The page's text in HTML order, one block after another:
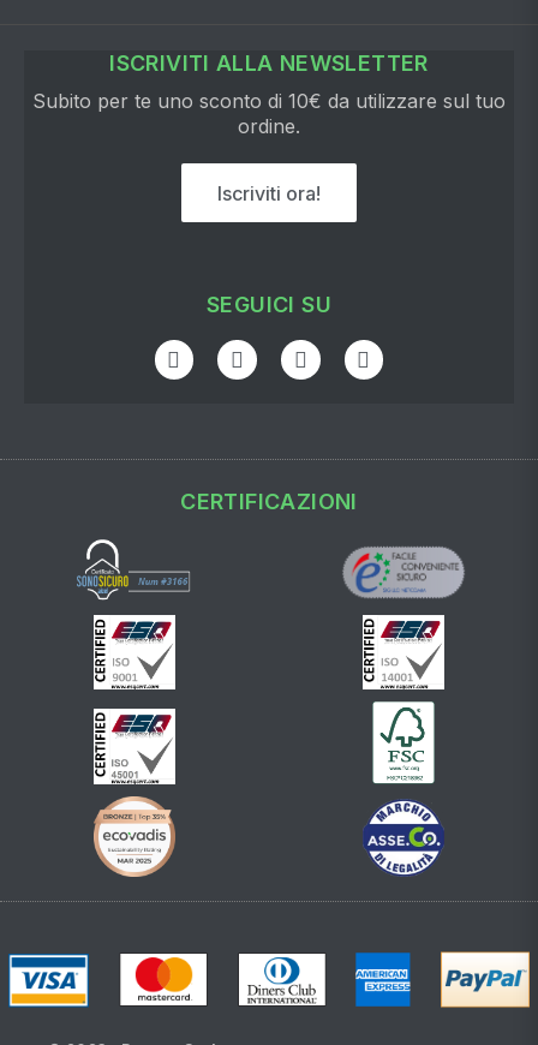
ISCRIVITI ALLA NEWSLETTER
Subito per te uno sconto di 10€ da utilizzare sul tuo
ordine.
Iscriviti ora!
SEGUICI SU
CERTIFICAZIONI